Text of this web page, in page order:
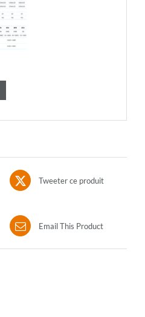
Tweeter ce produit
Email This Product